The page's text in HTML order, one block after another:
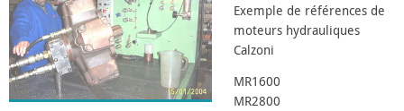
Exemple de références de
moteurs hydrauliques
Calzoni
MR1600
MR2800